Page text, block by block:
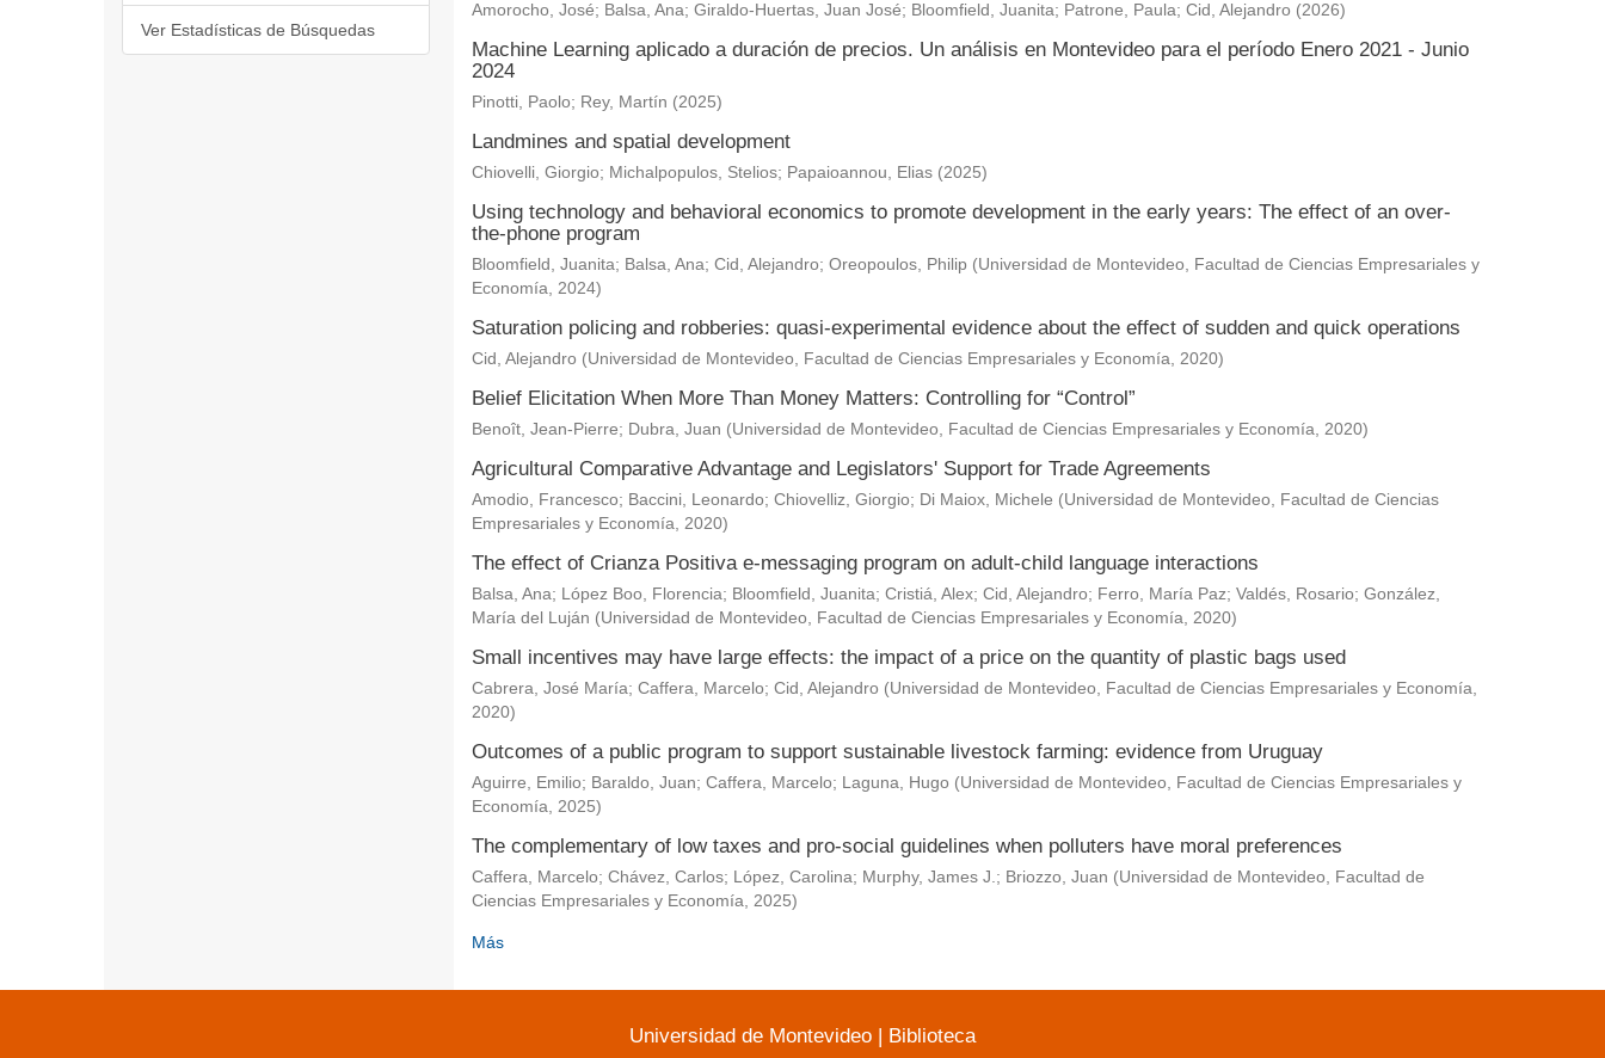
Ver Estadísticas de Búsquedas
Amorocho, José; Balsa, Ana; Giraldo-Huertas, Juan José; Bloomfield, Juanita; Patrone, Paula; Cid, Alejandro (2026)
Machine Learning aplicado a duración de precios. Un análisis en Montevideo para el período Enero 2021 - Junio
2024
Pinotti, Paolo; Rey, Martín (2025)
Landmines and spatial development
Chiovelli, Giorgio; Michalpopulos, Stelios; Papaioannou, Elias (2025)
Using technology and behavioral economics to promote development in the early years: The effect of an over-
the-phone program
Bloomfield, Juanita; Balsa, Ana; Cid, Alejandro; Oreopoulos, Philip (Universidad de Montevideo, Facultad de Ciencias Empresariales y
Economía, 2024)
Saturation policing and robberies: quasi-experimental evidence about the effect of sudden and quick operations
Cid, Alejandro (Universidad de Montevideo, Facultad de Ciencias Empresariales y Economía, 2020)
Belief Elicitation When More Than Money Matters: Controlling for “Control”
Benoît, Jean-Pierre; Dubra, Juan (Universidad de Montevideo, Facultad de Ciencias Empresariales y Economía, 2020)
Agricultural Comparative Advantage and Legislators' Support for Trade Agreements
Amodio, Francesco; Baccini, Leonardo; Chiovelliz, Giorgio; Di Maiox, Michele (Universidad de Montevideo, Facultad de Ciencias
Empresariales y Economía, 2020)
The effect of Crianza Positiva e-messaging program on adult-child language interactions
Balsa, Ana; López Boo, Florencia; Bloomfield, Juanita; Cristiá, Alex; Cid, Alejandro; Ferro, María Paz; Valdés, Rosario; González,
María del Luján (Universidad de Montevideo, Facultad de Ciencias Empresariales y Economía, 2020)
Small incentives may have large effects: the impact of a price on the quantity of plastic bags used
Cabrera, José María; Caffera, Marcelo; Cid, Alejandro (Universidad de Montevideo, Facultad de Ciencias Empresariales y Economía,
2020)
Outcomes of a public program to support sustainable livestock farming: evidence from Uruguay
Aguirre, Emilio; Baraldo, Juan; Caffera, Marcelo; Laguna, Hugo (Universidad de Montevideo, Facultad de Ciencias Empresariales y
Economía, 2025)
The complementary of low taxes and pro-social guidelines when polluters have moral preferences
Caffera, Marcelo; Chávez, Carlos; López, Carolina; Murphy, James J.; Briozzo, Juan (Universidad de Montevideo, Facultad de
Ciencias Empresariales y Economía, 2025)
Más
Universidad de Montevideo | Biblioteca